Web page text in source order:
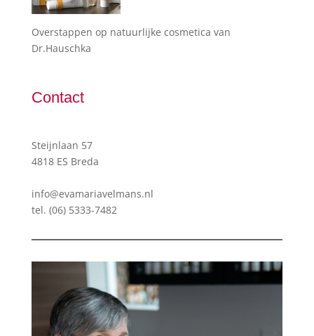
Overstappen op natuurlijke cosmetica van
Dr.Hauschka
Contact
Steijnlaan 57
4818 ES Breda
info@evamariavelmans.nl
tel. (06) 5333-7482